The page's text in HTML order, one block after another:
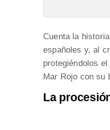
Cuenta la
españoles y, al
protegiéndolos
Mar Rojo con su
La